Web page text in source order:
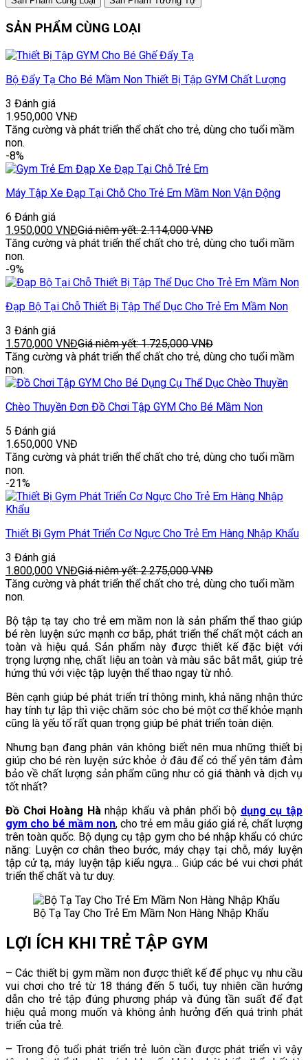
SẢN PHẨM CÙNG LOẠI
Bộ Đẩy Tạ Cho Bé Mầm Non Thiết Bị Tập GYM Chất Lượng
3 Đánh giá
1.950,000 VNĐ
Tăng cường và phát triển thể chất cho trẻ, dùng cho tuổi mầm
non.
-8%
Máy Tập Xe Đạp Tại Chỗ Cho Trẻ Em Mầm Non Vận Động
6 Đánh giá
1.950,000 VNĐGiá niêm yết:2.114,000VNĐ
Tăng cường và phát triển thể chất cho trẻ, dùng cho tuổi mầm
non.
-9%
Đạp Bộ Tại Chỗ Thiết Bị Tập Thể Dục Cho Trẻ Em Mầm Non
3 Đánh giá
1.570,000 VNĐGiá niêm yết:1.725,000VNĐ
Tăng cường và phát triển thể chất cho trẻ, dùng cho tuổi mầm
non.
Chèo Thuyền Đơn Đồ Chơi Tập GYM Cho Bé Mầm Non
5 Đánh giá
1.650,000 VNĐ
Tăng cường và phát triển thể chất cho trẻ, dùng cho tuổi mầm
non.
-21%
Thiết Bị Gym Phát Triển Cơ Ngực Cho Trẻ Em Hàng Nhập Khẩu
3 Đánh giá
1.800,000 VNĐGiá niêm yết:2.275,000VNĐ
Tăng cường và phát triển thể chất cho trẻ, dùng cho tuổi mầm
non.
Bộ tập tạ tay cho trẻ em mầm non là sản phẩm thể thao giúp
bé rèn luyện sức mạnh cơ bắp, phát triển thể chất một cách an
toàn và hiệu quả. Sản phẩm này được thiết kế đặc biệt với
trọng lượng nhẹ, chất liệu an toàn và màu sắc bắt mắt, giúp trẻ
hứng thú với việc tập luyện thể thao ngay từ nhỏ.
Bên cạnh giúp bé phát triển trí thông minh, khả năng nhận thức
hay tính tự lập thì việc chăm sóc cho bé một cơ thể khỏe mạnh
cũng là yếu tố rất quan trọng giúp bé phát triển toàn diện.
Nhưng bạn đang phân vân không biết nên mua những thiết bị
giúp cho bé rèn luyện sức khỏe ở đâu để có thể yên tâm đảm
bảo về chất lượng sản phẩm cũng như có giá thành và dịch vụ
tốt nhất?
Đồ Chơi Hoàng Hà nhập khẩu và phân phối bộ dụng cụ tập
gym cho bé mầm non, cho trẻ em mẫu giáo giá rẻ, chất lượng
trên toàn quốc. Bộ dụng cụ tập gym cho bé nhập khẩu có chức
năng: Luyện cơ chân theo bước, máy chạy tại chỗ, máy luyện
tập cử tạ, máy luyện tập kiểu ngựa… Giúp các bé vui chơi phát
triển thể chất và tư duy.
Bộ Tạ Tay Cho Trẻ Em Mầm Non Hàng Nhập Khẩu
LỢI ÍCH KHI TRẺ TẬP GYM
– Các thiết bị gym mầm non được thiết kế để phục vụ nhu cầu
vui chơi cho trẻ từ 18 tháng đến 5 tuổi, tuy nhiên cần hướng
dẫn cho trẻ tập đúng phương pháp và đúng tần suất để đạt
hiệu quả mong muốn và không ảnh hưởng đến quá trình phát
triển của trẻ.
– Trong độ tuổi phát triển trẻ luôn cần được phát triển vì vậy